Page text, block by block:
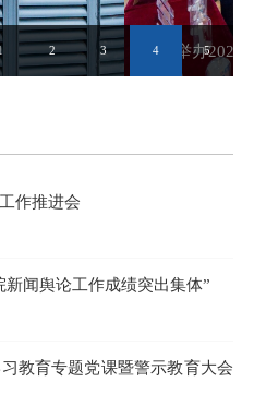
2 3 4 5
作推进会
闻舆论工作成绩突出集体”
教育专题党课暨警示教育大会